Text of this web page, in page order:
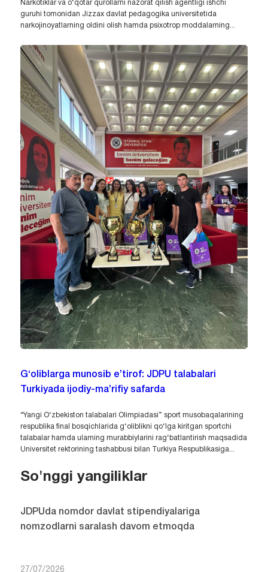
Narkotiklar va o‘qotar qurollarni nazorat qilish agentligi ishchi
guruhi tomonidan Jizzax davlat pedagogika universitetida
narkojinoyatlarning oldini olish hamda psixotrop moddalarning...
G‘oliblarga munosib e’tirof: JDPU talabalari
Turkiyada ijodiy-ma’rifiy safarda
“Yangi O‘zbekiston talabalari Olimpiadasi” sport musobaqalarining
respublika final bosqichlarida g‘oliblikni qo‘lga kiritgan sportchi
talabalar hamda ularning murabbiylarini rag‘batlantirish maqsadida
Universitet rektorining tashabbusi bilan Turkiya Respublikasiga...
So'nggi yangiliklar
JDPUda nomdor davlat stipendiyalariga
nomzodlarni saralash davom etmoqda
27/07/2026